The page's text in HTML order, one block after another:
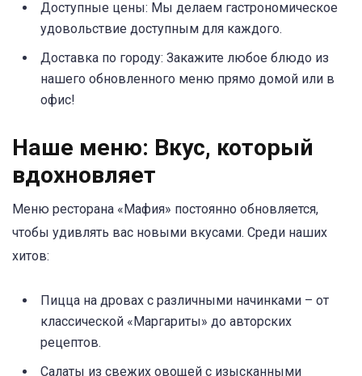
Доступные цены: Мы делаем гастрономическое
удовольствие доступным для каждого.
Доставка по городу: Закажите любое блюдо из
нашего обновленного меню прямо домой или в
офис!
Наше меню: Вкус, который
вдохновляет
Меню ресторана «Мафия» постоянно обновляется,
чтобы удивлять вас новыми вкусами. Среди наших
хитов:
Пицца на дровах с различными начинками – от
классической «Маргариты» до авторских
рецептов.
Салаты из свежих овощей с изысканными